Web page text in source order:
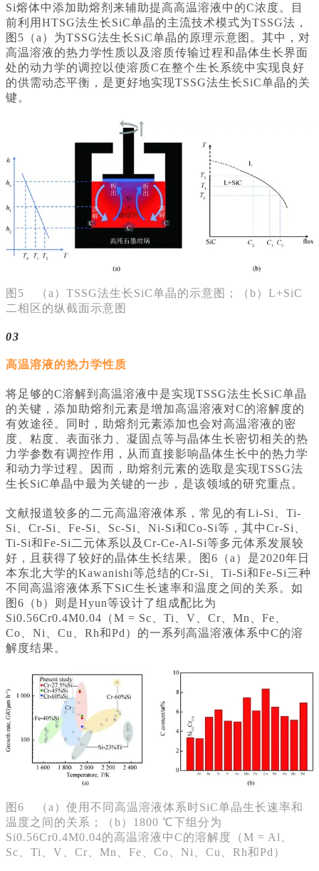
Si熔体中添加助熔剂来辅助提高高温溶液中的C浓度。目
前利用HTSG法生长SiC单晶的主流技术模式为TSSG法，
图5（a）为TSSG法生长SiC单晶的原理示意图。其中，对
高温溶液的热力学性质以及溶质传输过程和晶体生长界面
处的动力学的调控以使溶质C在整个生长系统中实现良好
的供需动态平衡，是更好地实现TSSG法生长SiC单晶的关
键。
图5 （a）TSSG法生长SiC单晶的示意图；（b）L+SiC
二相区的纵截面示意图
03
高温溶液的热力学性质
将足够的C溶解到高温溶液中是实现TSSG法生长SiC单晶
的关键，添加助熔剂元素是增加高温溶液对C的溶解度的
有效途径。同时，助熔剂元素添加也会对高温溶液的密
度、粘度、表面张力、凝固点等与晶体生长密切相关的热
力学参数有调控作用，从而直接影响晶体生长中的热力学
和动力学过程。因而，助熔剂元素的选取是实现TSSG法
生长SiC单晶中最为关键的一步，是该领域的研究重点。
文献报道较多的二元高温溶液体系，常见的有Li-Si、Ti-
Si、Cr-Si、Fe-Si、Sc-Si、Ni-Si和Co-Si等，其中Cr-Si、
Ti-Si和Fe-Si二元体系以及Cr-Ce-Al-Si等多元体系发展较
好，且获得了较好的晶体生长结果。图6（a）是2020年日
本东北大学的Kawanishi等总结的Cr-Si、Ti-Si和Fe-Si三种
不同高温溶液体系下SiC生长速率和温度之间的关系。如
图6（b）则是Hyun等设计了组成配比为
Si0.56Cr0.4M0.04（M = Sc、Ti、V、Cr、Mn、Fe、
Co、Ni、Cu、Rh和Pd）的一系列高温溶液体系中C的溶
解度结果。
图6 （a）使用不同高温溶液体系时SiC单晶生长速率和
温度之间的关系；（b）1800 ℃下组分为
Si0.56Cr0.4M0.04的高温溶液中C的溶解度（M = Al、
Sc、Ti、V、Cr、Mn、Fe、Co、Ni、Cu、Rh和Pd）